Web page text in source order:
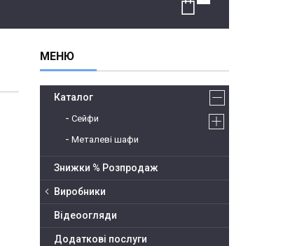
Каталог
Сейфи
Металеві шафи
Знижки % Розпродаж
Виробники
Відеоогляди
Додаткові послуги